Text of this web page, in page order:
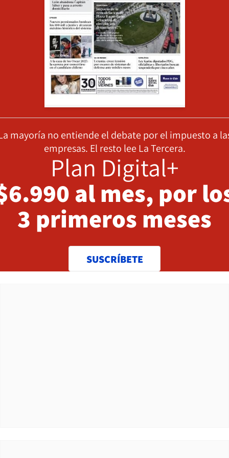
mayoría no entiende el debate por el impuesto a
empresas. El resto lee La Tercera.
Plan Digital+
al mes, por
3 primeros meses
SUSCRÍBETE